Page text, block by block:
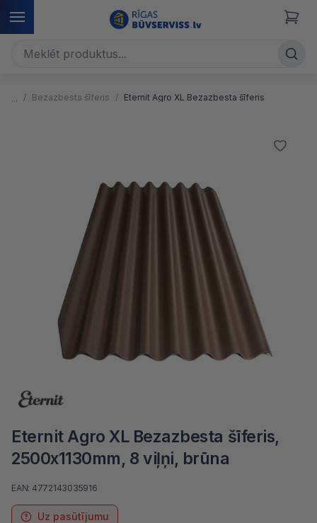
Bezazbesta šīferis Eternit Agro XL Bezazbesta šīferis
Eternit Agro XL Bezazbesta šīferis,
2500x1130mm, 8 viļņi, brūna
Uz pasūtījumu
EAN: 4772143035916